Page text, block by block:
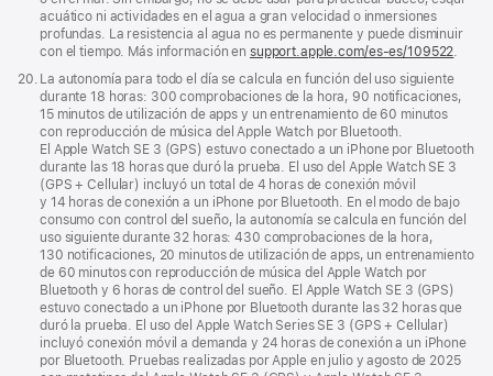
páginaacuático ni actividades en el agua a gran velocidad o inmersiones
profundas. La resistencia al agua no es permanente y puede disminuir
con el tiempo. Más información en support.apple.com/es-es/109522
Nota
página
20. La autonomía para todo el día se calcula en función del uso siguiente
durante 18 horas: 300 comprobaciones de la hora, 90 notificaciones,
15 minutos de utilización de apps y un entrenamiento de 60 minutos
con reproducción de música del Apple Watch por Bluetooth.
El Apple Watch SE 3 (GPS) estuvo conectado a un iPhone por Bluetooth
durante las 18 horas que duró la prueba. El uso del Apple Watch SE 3
(GPS + Cellular) incluyó un total de 4 horas de conexión móvil
y 14 horas de conexión a un iPhone por Bluetooth. En el modo de bajo
consumo con control del sueño, la autonomía se calcula en función del
uso siguiente durante 32 horas: 430 comprobaciones de la hora,
130 notificaciones, 20 minutos de utilización de apps, un entrenamiento
de 60 minutos con reproducción de música del Apple Watch por
Bluetooth y 6 horas de control del sueño. El Apple Watch SE 3 (GPS)
estuvo conectado a un iPhone por Bluetooth durante las 32 horas que
duró la prueba. El uso del Apple Watch Series SE 3 (GPS + Cellular)
incluyó conexión móvil a demanda y 24 horas de conexión a un iPhone
por Bluetooth. Pruebas realizadas por Apple en julio y agosto de 2025